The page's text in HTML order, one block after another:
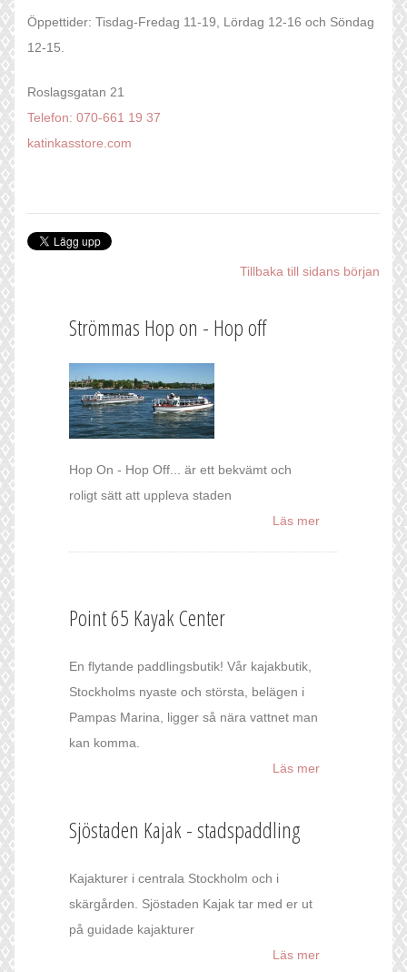
Öppettider: Tisdag-Fredag 11-19, Lördag 12-16 och Söndag
12-15.
Roslagsgatan 21
Telefon: 070-661 19 37
katinkasstore.com
Tillbaka till sidans början
Strömmas Hop on - Hop off
Hop On - Hop Off... är ett bekvämt och
roligt sätt att uppleva staden
Läs mer
Point 65 Kayak Center
En flytande paddlingsbutik! Vår kajakbutik,
Stockholms nyaste och största, belägen i
Pampas Marina, ligger så nära vattnet man
kan komma.
Läs mer
Sjöstaden Kajak - stadspaddling
Kajakturer i centrala Stockholm och i
skärgården. Sjöstaden Kajak tar med er ut
på guidade kajakturer
Läs mer